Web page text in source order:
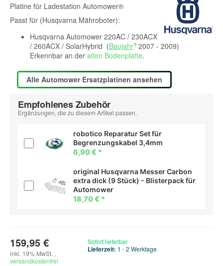
Platine für Ladestation Automower®
Passt für (Husqvarna Mähroboter):
Husqvarna Automower 220AC / 230ACX
/ 260ACX / SolarHybrid (Baujahr 2007 - 2009)
Erkennbar an der alten Bodenplatte.
Alle Automower Ersatzplatinen ansehen
Empfohlenes Zubehör
Ergänzungen, die zu diesem Artikel passen.
robotico Reparatur Set für
Begrenzungskabel 3,4mm
6,90 € *
original Husqvarna Messer Carbon
extra dick (9 Stück) - Blisterpack für
Automower
18,70 € *
159,95 €
inkl. 19% MwSt. ,
versandkostenfrei
Sofort lieferbar
Lieferzeit: 1 - 2 Werktage